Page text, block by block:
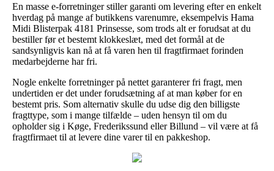
En masse e-forretninger stiller garanti om levering efter en enkelt
hverdag på mange af butikkens varenumre, eksempelvis Hama
Midi Blisterpak 4181 Prinsesse, som trods alt er forudsat at du
bestiller før et bestemt klokkeslæt, med det formål at de
sandsynligvis kan nå at få varen hen til fragtfirmaet forinden
medarbejderne har fri.
Nogle enkelte forretninger på nettet garanterer fri fragt, men
undertiden er det under forudsætning af at man køber for en
bestemt pris. Som alternativ skulle du udse dig den billigste
fragttype, som i mange tilfælde – uden hensyn til om du
opholder sig i Køge, Frederikssund eller Billund – vil være at få
fragtfirmaet til at levere dine varer til en pakkeshop.